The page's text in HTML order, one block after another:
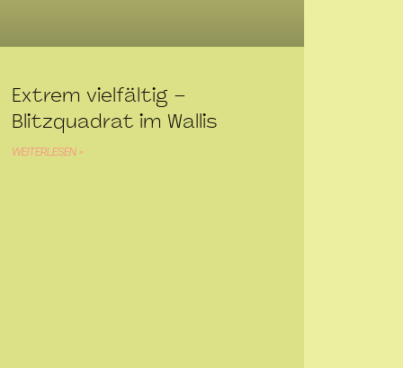
Extrem vielfältig –
Blitzquadrat im Wallis
WEITERLESEN »